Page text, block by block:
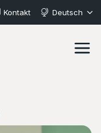
Kontakt Deutsch